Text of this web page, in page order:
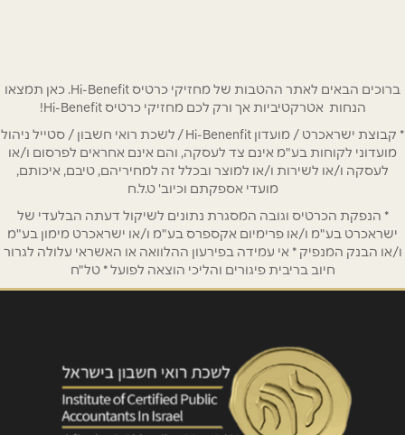
טלפון*
אימייל*
אנא חזרו אלי בקשר ל...
שליחה
ברוכים הבאים לאתר ההטבות של מחזיקי כרטיס Hi-Benefit. כאן תמצאו
הנחות אטרקטיביות אך ורק לכם מחזיקי כרטיס Hi-Benefit!
* קבוצת ישראכרט / מועדון Hi-Benenfit / לשכת רואי חשבון / סטייל ניהול
מועדוני לקוחות בע"מ אינם צד לעסקה, והם אינם אחראים לפרסום ו/או
לעסקה ו/או לשירות ו/או למוצר ובכלל זה למחיריהם, טיבם, איכותם,
מועדי אספקתם וכיוב' ט.ל.ח
* הנפקת הכרטיס וגובה המסגרת נתונים לשיקול דעתה הבלעדי של
ישראכרט בע"מ ו/או פרימיום אקספרס בע"מ ו/או ישראכרט מימון בע"מ
ו/או הבנק המנפיק * אי עמידה בפירעון ההלוואה או האשראי עלולה לגרור
חיוב בריבית פיגורים והליכי הוצאה לפועל * טל"ח